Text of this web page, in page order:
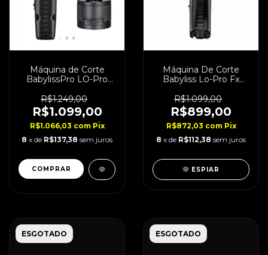
Máquina de Corte
BabylissPro LO-Pro
R$1.249,00
R$1.099,00
R$1.066,03 com Pix
8 x de R$137,38 sem juros
Máquina De Corte
Babyliss Lo-Pro Fx
R$1.099,00
R$899,00
R$872,03 com Pix
8 x de R$112,38 sem juros
ESPIAR
ESGOTADO ESGOTADO